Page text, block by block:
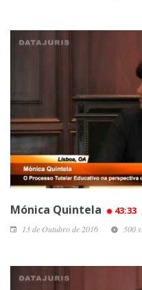
Mónica Quintela 43:33
13 de Outubro de 2016 500